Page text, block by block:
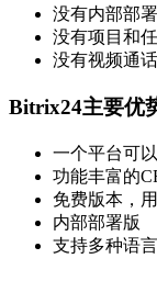
没有内部部署
没有项目和
没有视频通话
Bitrix24主要优
一个平台可
功能丰富的
免费版本，
内部部署版
支持多种语言